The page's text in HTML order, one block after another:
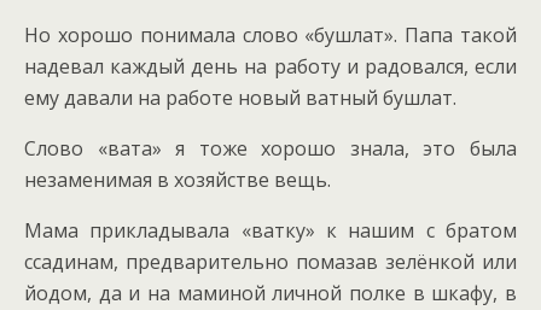
Но хорошо понимала слово «бушлат». Папа такой
надевал каждый день на работу и радовался, если
ему давали на работе новый ватный бушлат.
Слово «вата» я тоже хорошо знала, это была
незаменимая в хозяйстве вещь.
Мама прикладывала «ватку» к нашим с братом
ссадинам, предварительно помазав зелёнкой или
йодом, да и на маминой личной полке в шкафу, в